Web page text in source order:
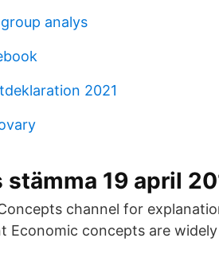
analys
2021
stämma 19 april
channel for
Economic concepts are